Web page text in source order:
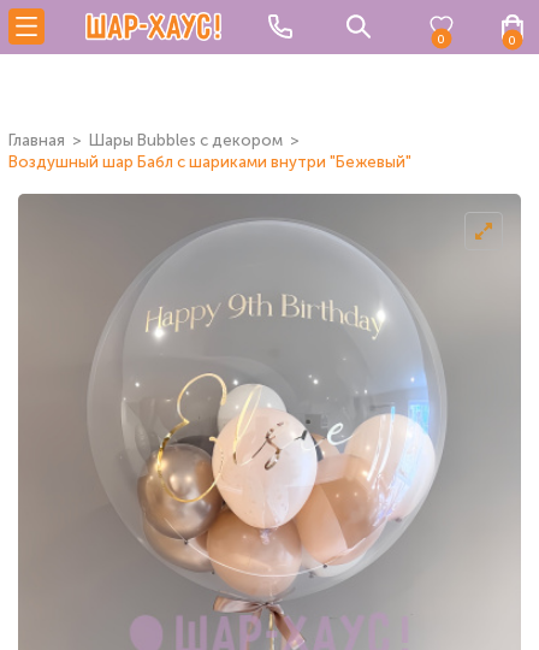
0 0
Главная
Шары Bubbles с декором
Воздушный шар Бабл с шариками внутри "Бежевый"